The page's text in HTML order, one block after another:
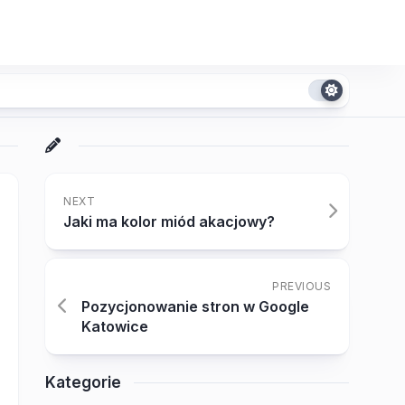
NEXT
Jaki ma kolor miód akacjowy?
PREVIOUS
Pozycjonowanie stron w Google
Katowice
Kategorie